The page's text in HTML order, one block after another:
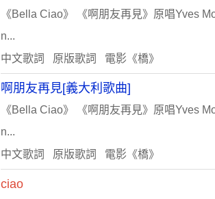
《Bella Ciao》 《啊朋友再見》原唱Yves
n...
中文歌詞 原版歌詞 電影《橋》
啊朋友再見[義大利歌曲]
《Bella Ciao》 《啊朋友再見》原唱Yves
n...
中文歌詞 原版歌詞 電影《橋》
ciao